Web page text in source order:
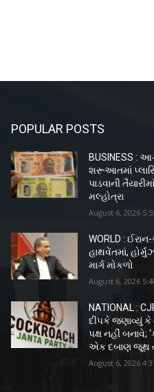
POPULAR POSTS
BUSINESS :
શરૂઆતમાં
પાડવાની
મલ્હોત્રા
August 6, 2026
WORLD :
હાથવેંતમાં,
માર્ગ મોકળો
August 6, 2026
NATIONAL :
દીપકે જણાવ્યું
પક્ષ નહીં બનાવે;
એક દબાણ જૂથ
August 6, 2026